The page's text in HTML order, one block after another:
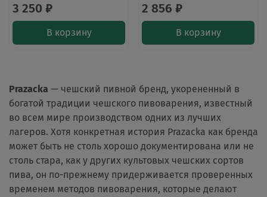
3 250 ₽
В корзину
2 856 ₽
В корзину
Prazacka — чешский пивной бренд, укорененный в
богатой традиции чешского пивоварения, известный
во всем мире производством одних из лучших
лагеров. Хотя конкретная история Prazacka как бренда
может быть не столь хорошо документирована или не
столь стара, как у других культовых чешских сортов
пива, он по-прежнему придерживается проверенных
временем методов пивоварения, которые делают